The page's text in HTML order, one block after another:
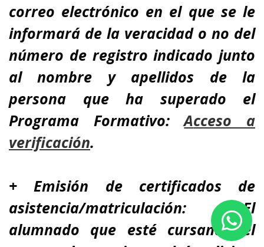
correo electrónico en el que se le
informará de la veracidad o no del
número de registro indicado junto
al nombre y apellidos de la
persona que ha superado el
Programa Formativo:
Acceso a
verificación.
+ Emisión de certificados de
asistencia/matriculación: El
alumnado que esté cursando el